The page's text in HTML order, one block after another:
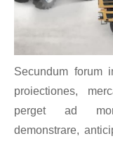
Secundum forum
proiectiones,
perget ad
demonstrare,